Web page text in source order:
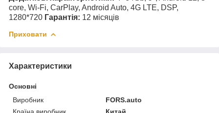
core, Wi-Fi, CarPlay, Android Auto, 4G LTE, DSP,
1280*720 Гарантія: 12 місяців
Приховати
Характеристики
Основні
Виробник
FORS.auto
Країна виробник
Китай